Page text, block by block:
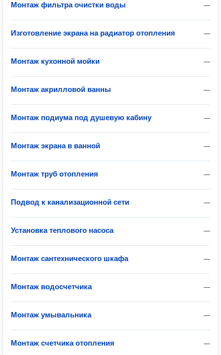
—
Монтаж фильтра очистки воды
—
Изготовление экрана на радиатор отопления
—
Монтаж кухонной мойки
—
Монтаж акрилловой ванны
—
Монтаж подиума под душевую кабину
—
Монтаж экрана в ванной
—
Монтаж труб отопления
—
Подвод к канализационной сети
—
Установка теплового насоса
—
Монтаж сантехнического шкафа
—
Монтаж водосчетчика
—
Монтаж умывальника
—
Монтаж счетчика отопления